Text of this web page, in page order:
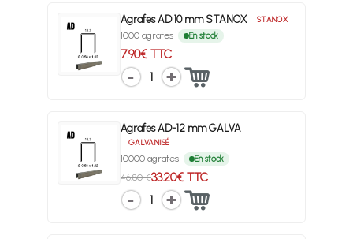
Agrafes AD 10 mm STANOX STANOX
1000 agrafes En stock
7.90€ TTC
1
Agrafes AD-12 mm GALVA
GALVANISÉ
10000 agrafes En stock
46.80 €33.20€ TTC
1